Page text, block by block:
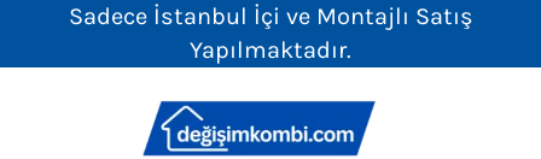
Sadece İstanbul İçi ve Montajlı Satış
Yapılmaktadır.